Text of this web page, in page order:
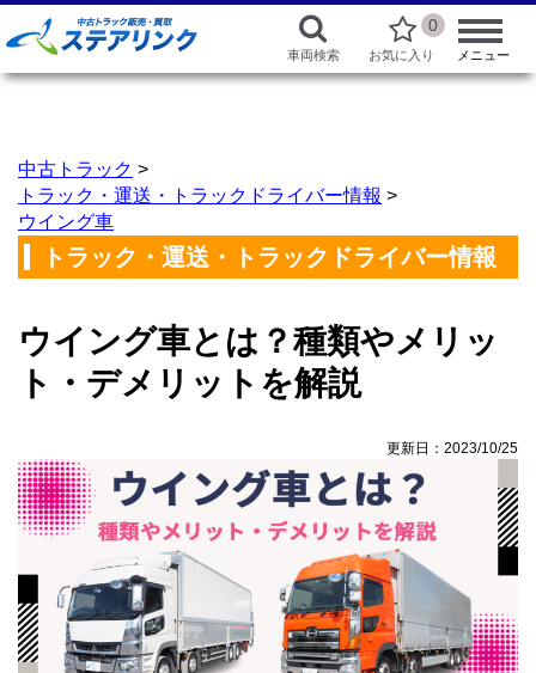
車両検索
0
お気に入り メニュー
中古トラック >
トラック・運送・トラックドライバー情報 >
ウイング車
トラック・運送・トラックドライバー情報
ウイング車とは？種類やメリッ
ト・デメリットを解説
更新日：2023/10/25